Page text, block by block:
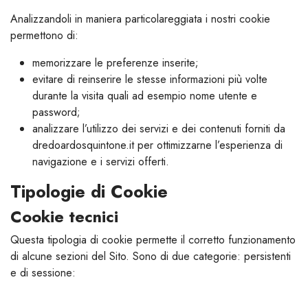
Analizzandoli in maniera particolareggiata i nostri cookie
permettono di:
memorizzare le preferenze inserite;
evitare di reinserire le stesse informazioni più volte
durante la visita quali ad esempio nome utente e
password;
analizzare l’utilizzo dei servizi e dei contenuti forniti da
dredoardosquintone.it per ottimizzarne l’esperienza di
navigazione e i servizi offerti.
Tipologie di Cookie
Cookie tecnici
Questa tipologia di cookie permette il corretto funzionamento
di alcune sezioni del Sito. Sono di due categorie: persistenti
e di sessione: